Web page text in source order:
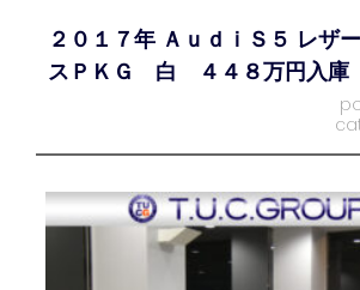
プライバシーポリシー スタッフblog
２０１７年 ＡｕｄｉＳ５ レザ
スＰＫＧ 白 ４４８万円入庫